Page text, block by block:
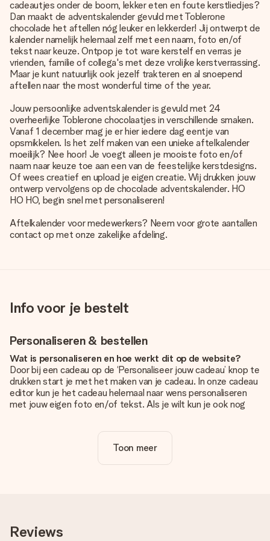
cadeautjes onder de boom, lekker eten en foute kerstliedjes?
Dan maakt de adventskalender gevuld met Toblerone
chocolade het aftellen nóg leuker en lekkerder! Jij ontwerpt de
kalender namelijk helemaal zelf met een naam, foto en/of
tekst naar keuze. Ontpop je tot ware kerstelf en verras je
vrienden, familie of collega's met deze vrolijke kerstverrassing.
Maar je kunt natuurlijk ook jezelf trakteren en al snoepend
aftellen naar the most wonderful time of the year.
Jouw persoonlijke adventskalender is gevuld met 24
overheerlijke Toblerone chocolaatjes in verschillende smaken.
Vanaf 1 december mag je er hier iedere dag eentje van
opsmikkelen. Is het zelf maken van een unieke aftelkalender
moeilijk? Nee hoor! Je voegt alleen je mooiste foto en/of
naam naar keuze toe aan een van de feestelijke kerstdesigns.
Of wees creatief en upload je eigen creatie. Wij drukken jouw
ontwerp vervolgens op de chocolade adventskalender. HO
HO HO, begin snel met personaliseren!
Aftelkalender voor medewerkers? Neem voor grote aantallen
contact op met onze zakelijke afdeling.
Info voor je bestelt
Personaliseren & bestellen
Wat is personaliseren en hoe werkt dit op de website?
Door bij een cadeau op de ‘Personaliseer jouw cadeau’ knop te
drukken start je met het maken van je cadeau. In onze cadeau
editor kun je het cadeau helemaal naar wens personaliseren
met jouw eigen foto en/of tekst. Als je wilt kun je ook nog
Is personalisatie in de prijs inbegrepen?
De prijs die op de website wordt getoond is inclusief de
te gebruiken. Als je niet zeker bent over de kwaliteit van je
Toon meer
Reviews